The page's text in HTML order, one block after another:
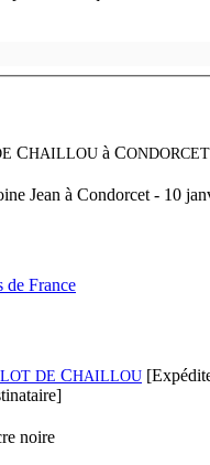
CHAILLOU à CONDORCET
Jean à Condorcet - 10
de France
DE CHAILLOU
noire